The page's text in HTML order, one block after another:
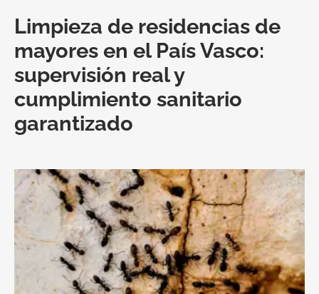
Limpieza de residencias de
mayores en el País Vasco:
supervisión real y
cumplimiento sanitario
garantizado